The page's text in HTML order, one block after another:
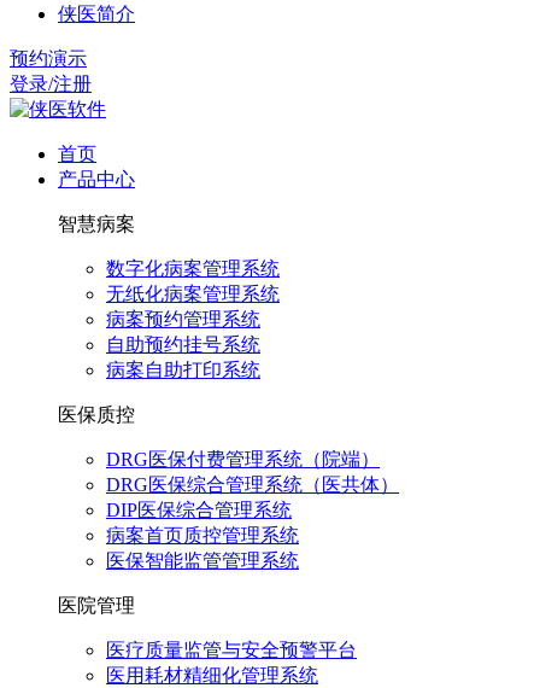
侠医简介
预约演示
登录/注册
首页
产品中心
智慧病案
数字化病案管理系统
无纸化病案管理系统
病案预约管理系统
自助预约挂号系统
病案自助打印系统
医保质控
DRG医保付费管理系统（院端）
DRG医保综合管理系统（医共体）
DIP医保综合管理系统
病案首页质控管理系统
医保智能监管管理系统
医院管理
医疗质量监管与安全预警平台
医用耗材精细化管理系统